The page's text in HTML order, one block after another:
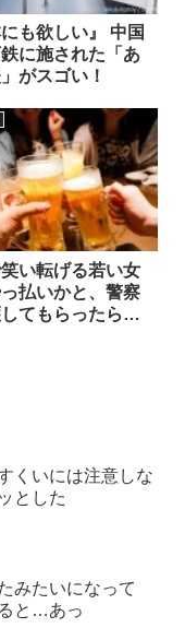
にも欲しい』 中国
に施された「あ
がスゴい！
い転げる若い女
払いかと、警察
てもらったら…
くいには注意しな
とした
みたいになって
と…あっ